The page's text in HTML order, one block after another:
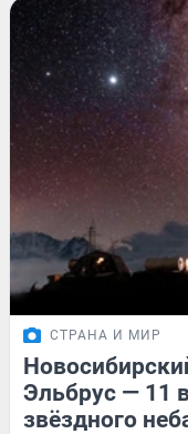
СТРАНА И МИР
Эльбрус — 11
звёздного